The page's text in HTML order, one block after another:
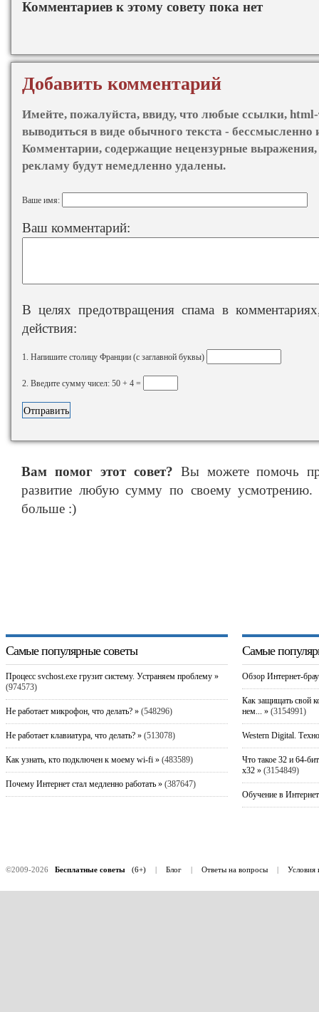
Комментариев к этому совету пока нет
Добавить комментарий
Имейте, пожалуйста, ввиду, что любые ссылки,
выводиться в виде обычного текста - бессмысленно
Комментарии, содержащие нецензурные
рекламу будут немедленно удалены.
Ваше имя:
Ваш комментарий:
В целях предотвращения спама в
действия:
1. Напишите столицу Франции (с заглавной буквы)
2. Введите сумму чисел: 50 + 4 =
Вам помог этот совет? Вы можете помочь
развитие любую сумму по своему
больше :)
Самые популярные советы
Процесс svchost.exe грузит систему. Устраняем проблему »
(974573)
Не работает микрофон, что делать? »(548296)
Не работает клавиатура, что делать? »(513078)
Как узнать, кто подключен к моему wi-fi »(483589)
Почему Интернет стал медленно работать »(387647)
Самые
Обзор Интернет-
Как защищать свой
нем... »(3154991)
Western Digital.
Что такое 32 и 64-
x32 »(3154849)
Обучение в
©2009-2026 Бесплатные советы(6+) | Блог | Ответы на вопросы | Условия